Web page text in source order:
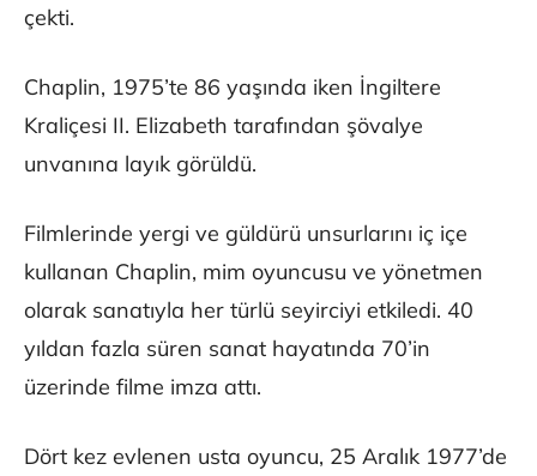
çekti.
Chaplin, 1975’te 86 yaşında iken İngiltere
Kraliçesi II. Elizabeth tarafından şövalye
unvanına layık görüldü.
Filmlerinde yergi ve güldürü unsurlarını iç içe
kullanan Chaplin, mim oyuncusu ve yönetmen
olarak sanatıyla her türlü seyirciyi etkiledi. 40
yıldan fazla süren sanat hayatında 70’in
üzerinde filme imza attı.
Dört kez evlenen usta oyuncu, 25 Aralık 1977’de